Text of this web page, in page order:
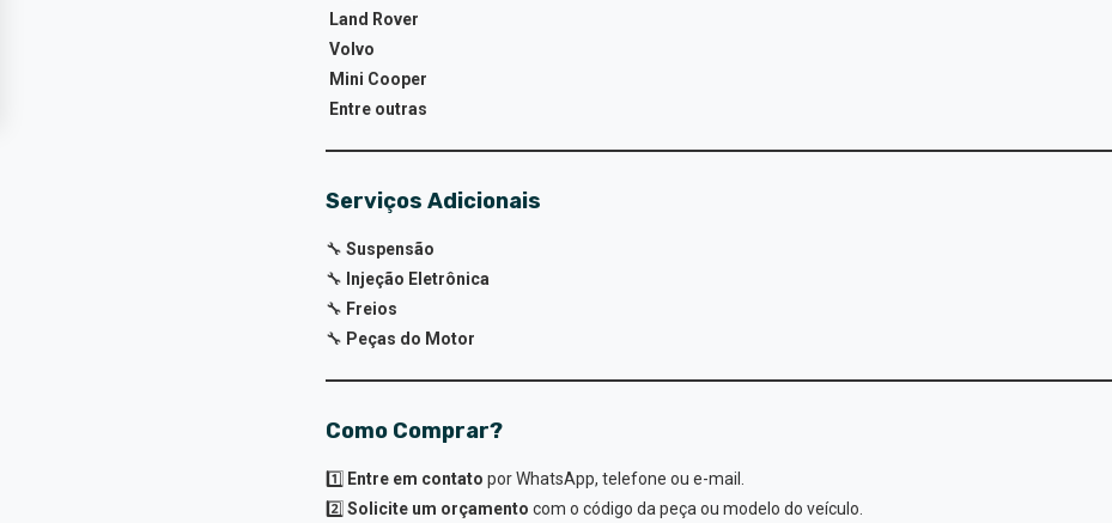
Land Rover
Volvo
Mini Cooper
Entre outras
Serviços Adicionais
🔧 Suspensão
🔧 Injeção Eletrônica
🔧 Freios
🔧 Peças do Motor
Como Comprar?
1️⃣ Entre em contato por WhatsApp, telefone ou e-mail.
2️⃣ Solicite um orçamento com o código da peça ou modelo do veículo.